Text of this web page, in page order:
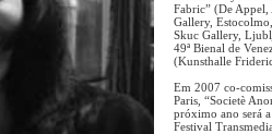
Fabric” (De Appel,
Gallery,
Skuc Gallery,
49ª Bienal de
(Kunsthalle
Em 2007 co-
Paris, “Societè
próximo ano será
Festival